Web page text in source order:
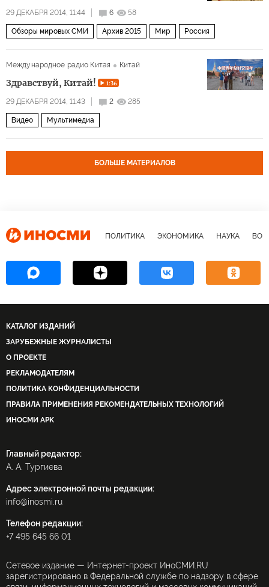
29 ДЕКАБРЯ 2014, 11:44 6 58
Обзоры мировых СМИ Архив 2015 Мир Россия
Международное радио Китая Китай
Здравствуй, Китай! 1:36
29 ДЕКАБРЯ 2014, 11:43 2 285
Видео Мультимедиа
БОЛЬШЕ МАТЕРИАЛОВ
ПОЛИТИКА ЭКОНОМИКА НАУКА
КАТАЛОГ ИЗДАНИЙ
ЗАРУБЕЖНЫЕ ЖУРНАЛИСТЫ
О ПРОЕКТЕ
РЕКЛАМОДАТЕЛЯМ
ПОЛИТИКА КОНФИДЕНЦИАЛЬНОСТИ
ПРАВИЛА ПРИМЕНЕНИЯ РЕКОМЕНДАТЕЛЬНЫХ ТЕХНОЛОГИЙ
ИНОСМИ APK
Главный редактор:
А. А. Тургиева
Адрес электронной почты редакции:
info@inosmi.ru
Телефон редакции:
+7 495 645 66 01
Сетевое издание — Интернет-проект ИноСМИ.RU
зарегистрировано в Федеральной службе по надзору в сфере